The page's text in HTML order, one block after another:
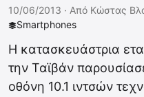
Smartphones
10/06/2013 · Από Κώστας
Η κατασκευάστρια
την Ταϊβάν
οθόνη 10.1 ιντσών